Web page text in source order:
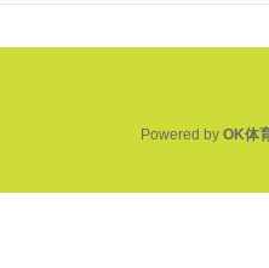
Powered by OK体